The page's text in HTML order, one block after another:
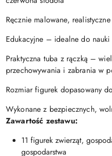
Ręcznie malowane,
Edukacyjne – idealne do
Praktyczna tuba z rączką –
przechowywania i zabrania w
Rozmiar figurek dopasowany
Wykonane z bezpiecznych,
Zawartość zestawu:
11 figurek zwierząt,
gospodarstwa